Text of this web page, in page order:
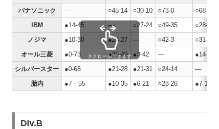
パナソニック
― ○45-14 ○30-10 ○73-0
○68-0
IBM
●14-45 ― ○27-24 ○49-35
○28-21
ノジマ
●10-30 ●24-27 ― ○42-3
○31-21
オール三菱
●0-73 ●35-49 ●3-42 ―
●14-24
シルバースター
●0-68 ●21-28 ●21-31 ○24-14
―
胎内
●7－55 ●10-35 ●6-21 ○28-26 ●7-10
スクロールできます
Div.B